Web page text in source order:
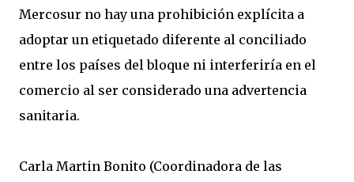
Mercosur no hay una prohibición explícita a
adoptar un etiquetado diferente al conciliado
entre los países del bloque ni interferiría en el
comercio al ser considerado una advertencia
sanitaria.
Carla Martin Bonito (Coordinadora de las